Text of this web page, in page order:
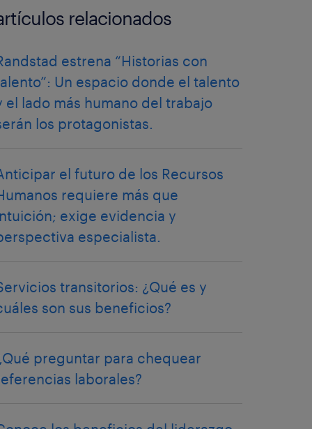
relacionados
estrena “Historias con
Un espacio donde el talento
el lado más humano del trabajo
los protagonistas.
el futuro de los Recursos
requiere más que
exige evidencia y
especialista.
transitorios: ¿Qué es y
son sus beneficios?
preguntar para chequear
laborales?